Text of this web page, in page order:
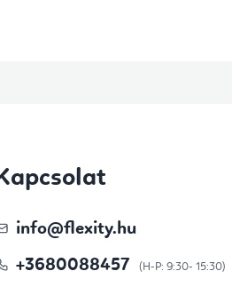
á
n
y
info@flexity.hu
+3680088457